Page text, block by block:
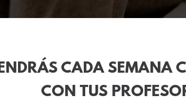
CADA SEMANA
CON TUS